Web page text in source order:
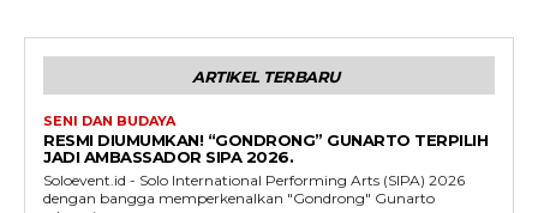
ARTIKEL TERBARU
SENI DAN BUDAYA
RESMI DIUMUMKAN! “GONDRONG” GUNARTO TERPILIH
JADI AMBASSADOR SIPA 2026.
Soloevent.id - Solo International Performing Arts (SIPA) 2026
dengan bangga memperkenalkan "Gondrong" Gunarto